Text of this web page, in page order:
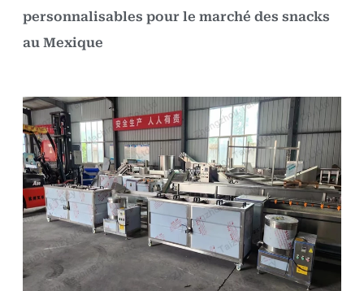
personnalisables pour le marché des snacks
au Mexique